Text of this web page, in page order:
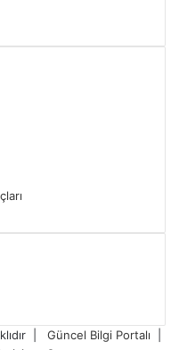
| Güncel Bilgi Portalı